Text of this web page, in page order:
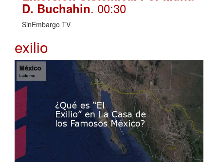
D. Buchahin. 00:30
SinEmbargo TV
exilio